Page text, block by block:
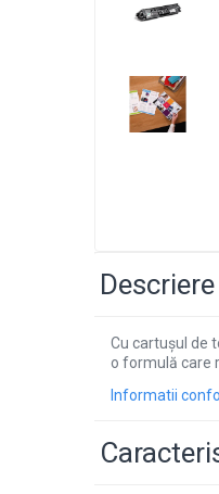
Descriere
Cu cartușul de
o formulă care
Informatii